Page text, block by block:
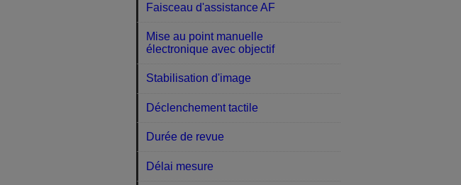
Faisceau d'assistance AF
Mise au point manuelle
électronique avec objectif
Stabilisation d'image
Déclenchement tactile
Durée de revue
Délai mesure